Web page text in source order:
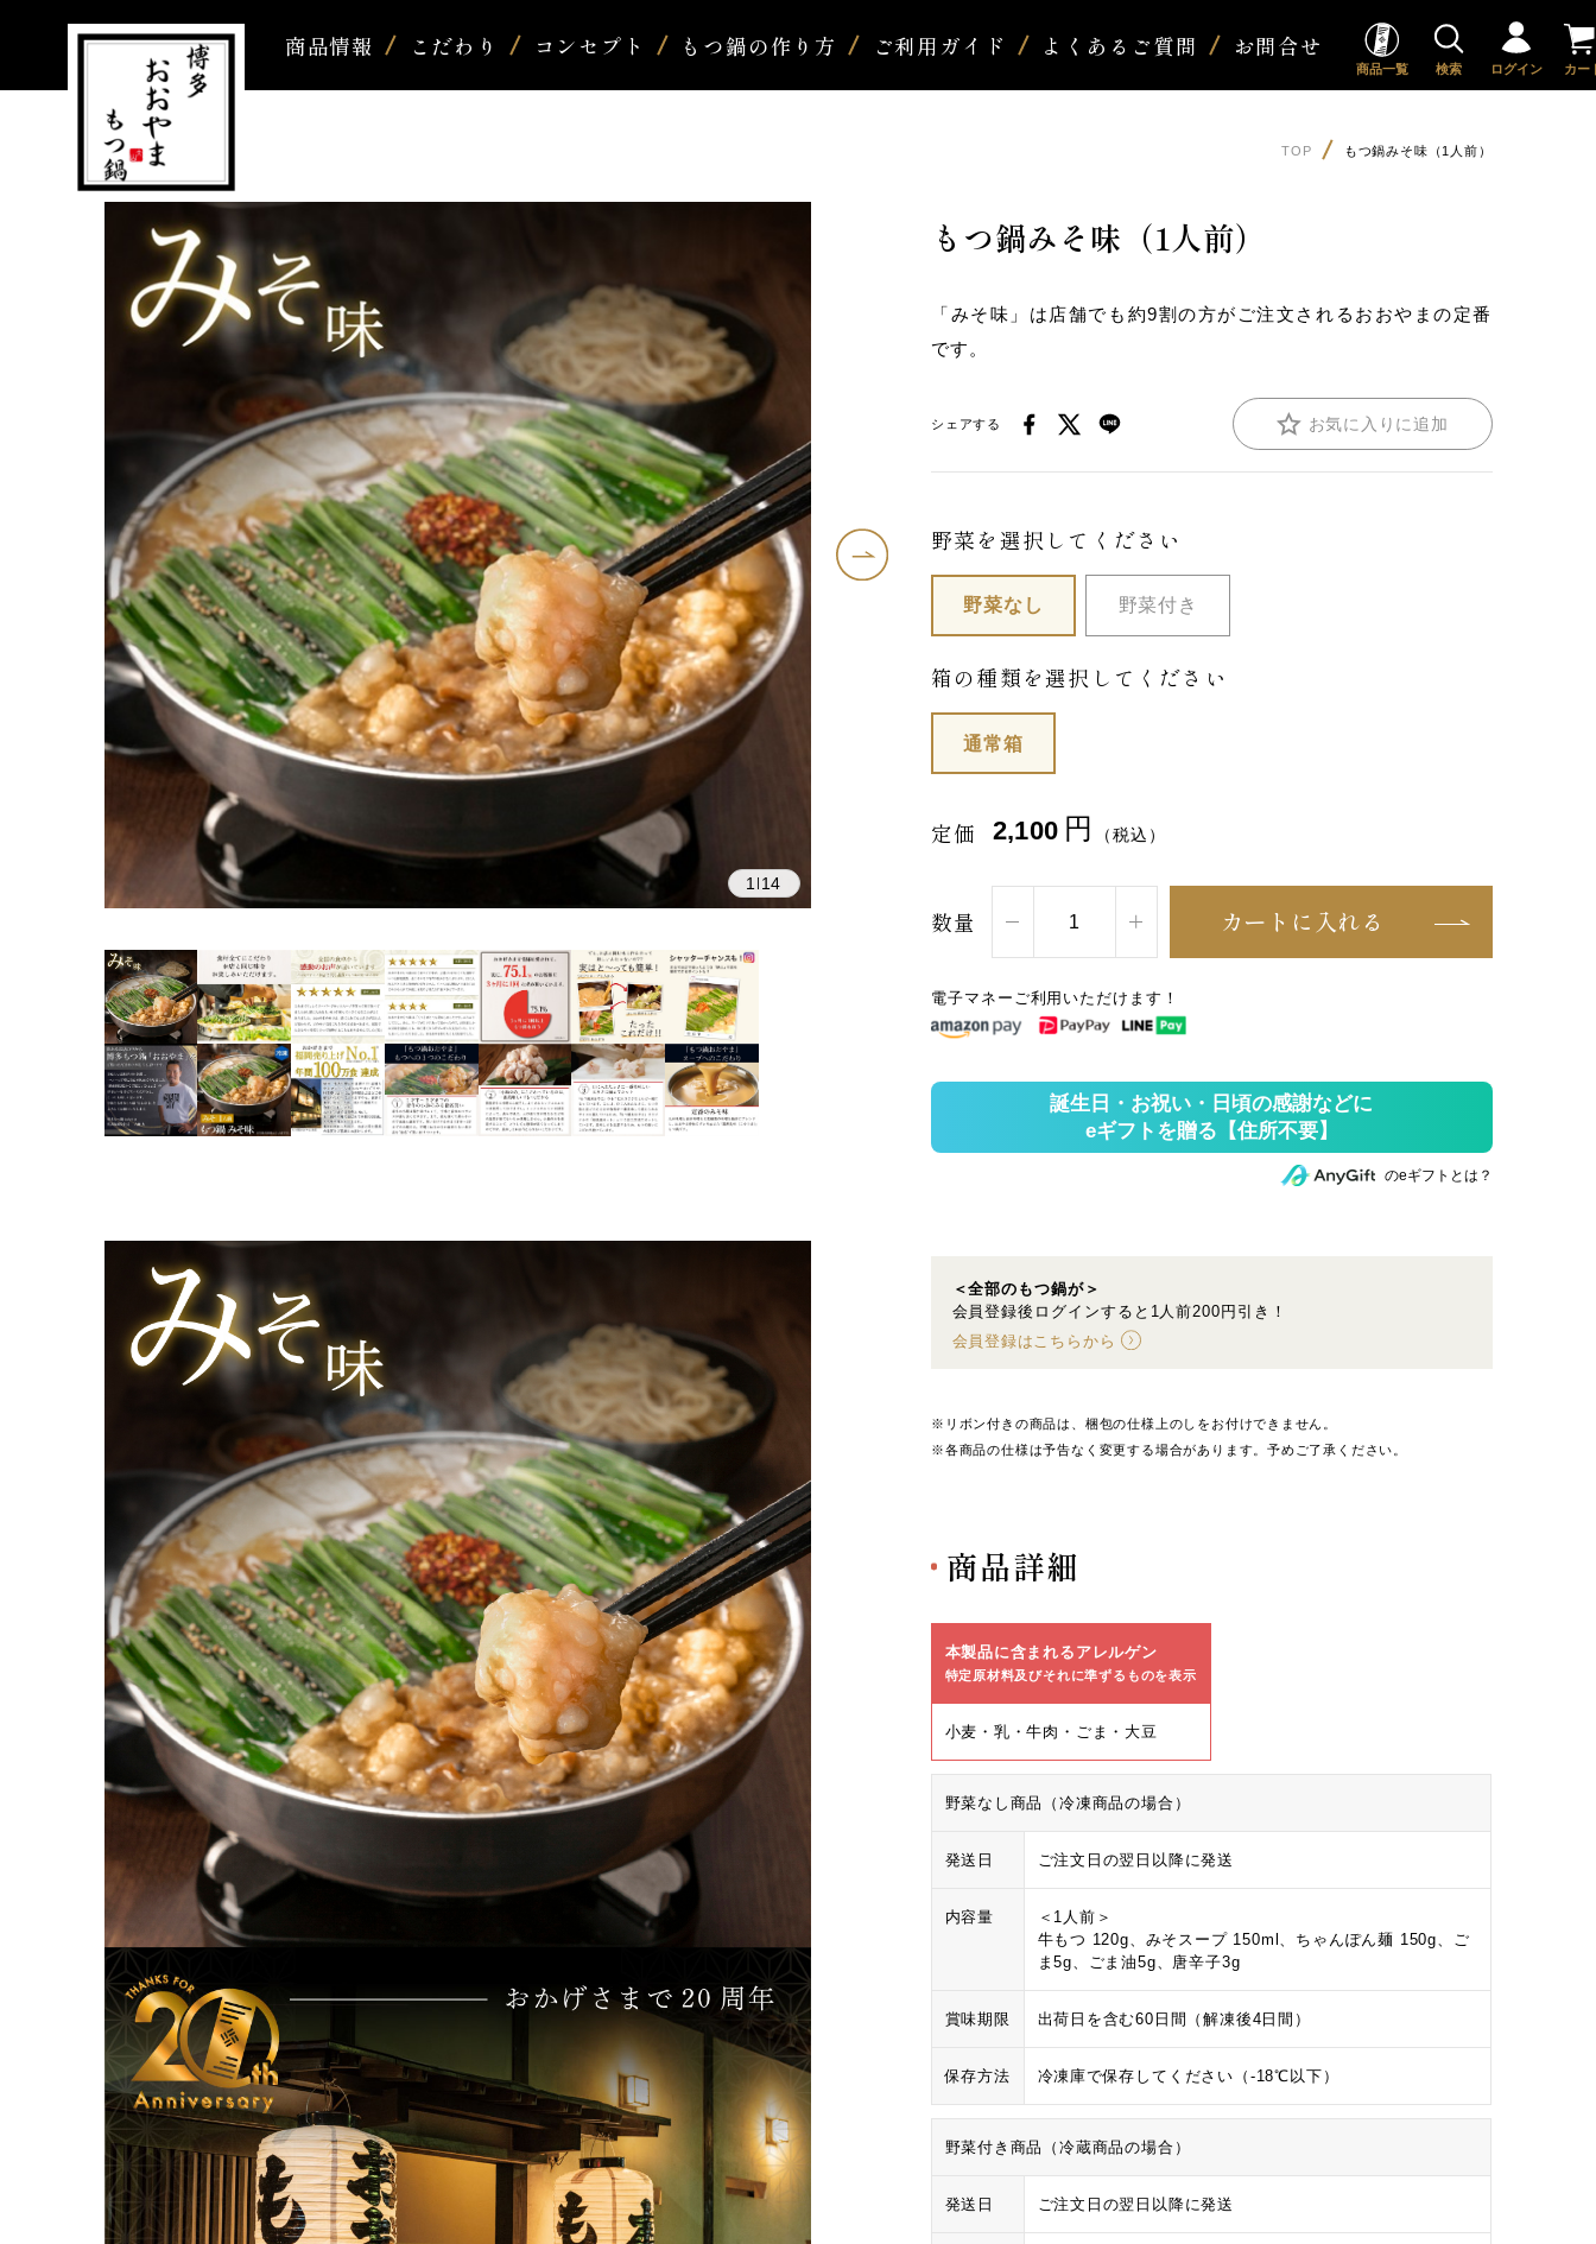
商品情報 こだわり コンセプト もつ鍋の作り方 ご利用ガイド よくあるご質問 お問合せ
商品一覧 検索 ログイン カー
TOP もつ鍋みそ味（1人前）
1 14
もつ鍋みそ味（1人前）
「みそ味」は店舗でも約9割の方がご注文されるおおやまの定番
です。
シェアする お気に入りに追加
野菜を選択してください
野菜なし 野菜付き
箱の種類を選択してください
通常箱
定価 2,100 円 （税込）
数量 カートに入れる
電子マネーご利用いただけます！
のeギフトとは？
＜全部のもつ鍋が＞
会員登録後ログインすると1人前200円引き！
会員登録はこちらから
※リボン付きの商品は、梱包の仕様上のしをお付けできません。
※各商品の仕様は予告なく変更する場合があります。予めご了承ください。
商品詳細
本製品に含まれるアレルゲン
特定原材料及びそれに準ずるものを表示
小麦・乳・牛肉・ごま・大豆
野菜なし商品（冷凍商品の場合）
発送日 ご注文日の翌日以降に発送
内容量
＜1人前＞
牛もつ 120g、みそスープ 150ml、ちゃんぽん麺 150g、ご
ま5g、ごま油5g、唐辛子3g
賞味期限 出荷日を含む60日間（解凍後4日間）
保存方法 冷凍庫で保存してください（-18℃以下）
野菜付き商品（冷蔵商品の場合）
発送日 ご注文日の翌日以降に発送